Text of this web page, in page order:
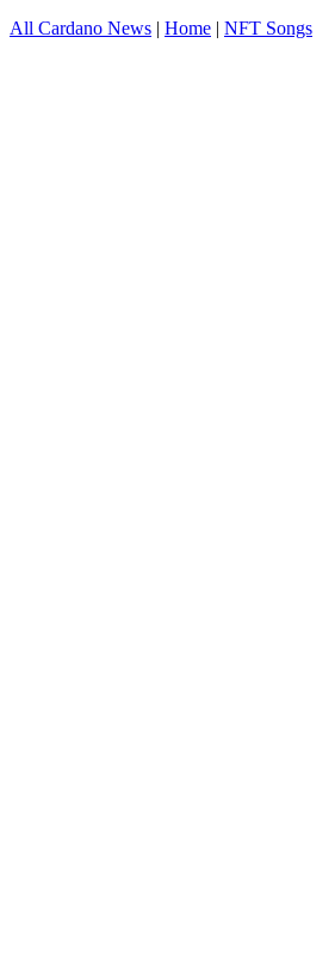
All Cardano News | Home | NFT Songs